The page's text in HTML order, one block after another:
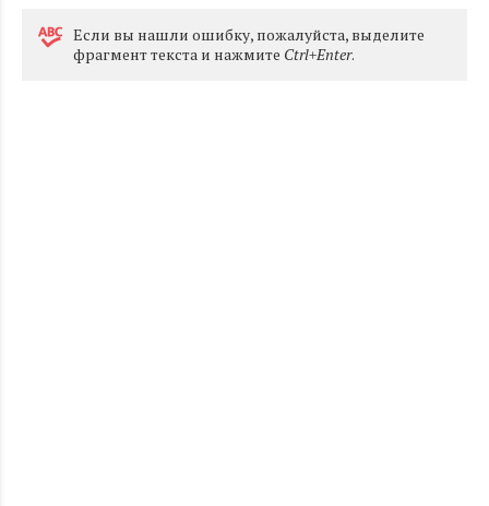
Eсли вы нашли ошибку, пожалуйста, выделите
фрагмент текста и нажмите Ctrl+Enter.